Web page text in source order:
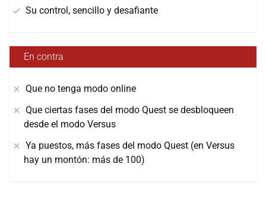
Su control, sencillo y desafiante
En contra
Que no tenga modo online
Que ciertas fases del modo Quest se desbloqueen
desde el modo Versus
Ya puestos, más fases del modo Quest (en Versus
hay un montón: más de 100)